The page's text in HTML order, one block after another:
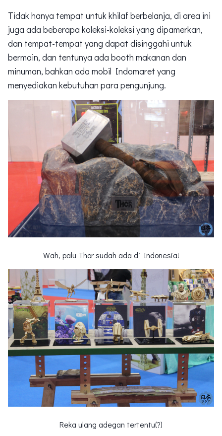
Tidak hanya tempat untuk khilaf berbelanja, di area ini
juga ada beberapa koleksi-koleksi yang dipamerkan,
dan tempat-tempat yang dapat disinggahi untuk
bermain, dan tentunya ada booth makanan dan
minuman, bahkan ada mobil Indomaret yang
menyediakan kebutuhan para pengunjung.
Wah, palu Thor sudah ada di Indonesia!
Reka ulang adegan tertentu(?)